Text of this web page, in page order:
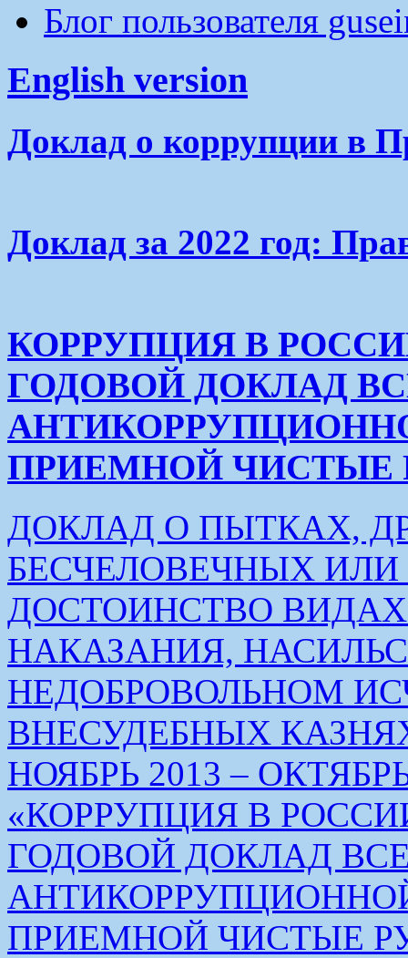
Блог пользователя
English version
Доклад о коррупции в
Доклад за 2022 год:
КОРРУПЦИЯ В
ГОДОВОЙ ДОКЛАД
ПРИЕМНОЙ ЧИСТЫЕ
ДОКЛАД О ПЫТКАХ,
БЕСЧЕЛОВЕЧНЫХ
ДОСТОИНСТВО
НАКАЗАНИЯ,
НЕДОБРОВОЛЬНОМ
ВНЕСУДЕБНЫХ
НОЯБРЬ 2013 – ОКТЯБРЬ
«КОРРУПЦИЯ В
ГОДОВОЙ ДОКЛАД
ПРИЕМНОЙ ЧИСТЫЕ